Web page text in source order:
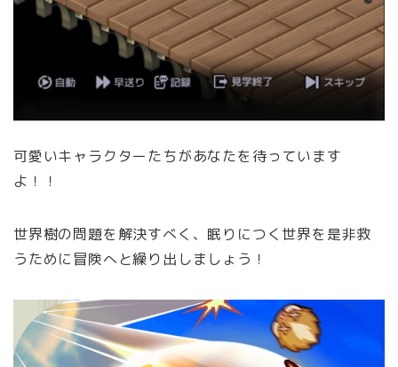
可愛いキャラクターたちがあなたを待っています
よ！！
世界樹の問題を解決すべく、眠りにつく世界を是非救
うために冒険へと繰り出しましょう！